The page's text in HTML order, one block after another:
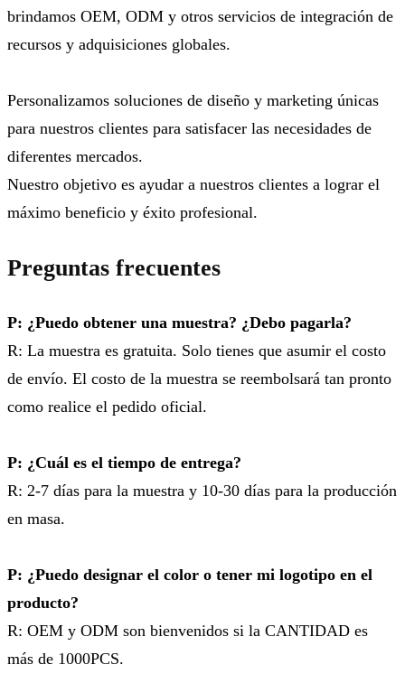
brindamos OEM, ODM y otros servicios de integración de
recursos y adquisiciones globales.
Personalizamos soluciones de diseño y marketing únicas
para nuestros clientes para satisfacer las necesidades de
diferentes mercados.
Nuestro objetivo es ayudar a nuestros clientes a lograr el
máximo beneficio y éxito profesional.
Preguntas frecuentes
P: ¿Puedo obtener una muestra? ¿Debo pagarla?
R: La muestra es gratuita. Solo tienes que asumir el costo
de envío. El costo de la muestra se reembolsará tan pronto
como realice el pedido oficial.
P: ¿Cuál es el tiempo de entrega?
R: 2-7 días para la muestra y 10-30 días para la producción
en masa.
P: ¿Puedo designar el color o tener mi logotipo en el
producto?
R: OEM y ODM son bienvenidos si la CANTIDAD es
más de 1000PCS.